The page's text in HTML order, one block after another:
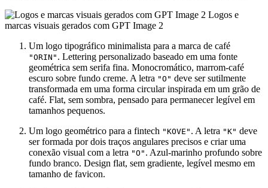
Logos e
marcas visuais gerados com GPT Image 2
Um logo tipográfico minimalista para a marca de café
"ORIN" . Lettering personalizado baseado em uma fonte
geométrica sem serifa fina. Monocromático, marrom-café
escuro sobre fundo creme. A letra "O" deve ser sutilmente
transformada em uma forma circular inspirada em um grão de
café. Flat, sem sombra, pensado para permanecer legível em
tamanhos pequenos.
Um logo geométrico para a fintech "KOVE" . A letra "K" deve
ser formada por dois traços angulares precisos e criar uma
conexão visual com a letra "O" . Azul-marinho profundo sobre
fundo branco. Design flat, sem gradiente, legível mesmo em
tamanho de favicon.